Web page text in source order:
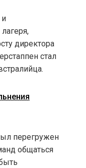
директора
стал
перегружен
общаться